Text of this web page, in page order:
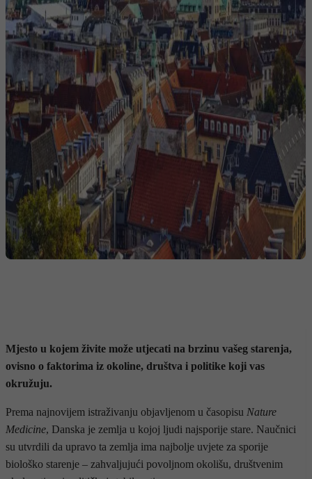
Mjesto u kojem živite može utjecati na brzinu vašeg starenja,
ovisno o faktorima iz okoline, društva i politike koji vas
okružuju.
Prema najnovijem istraživanju objavljenom u časopisu Nature
Medicine, Danska je zemlja u kojoj ljudi najsporije stare. Naučnici
su utvrdili da upravo ta zemlja ima najbolje uvjete za sporije
biološko starenje – zahvaljujući povoljnom okolišu, društvenim